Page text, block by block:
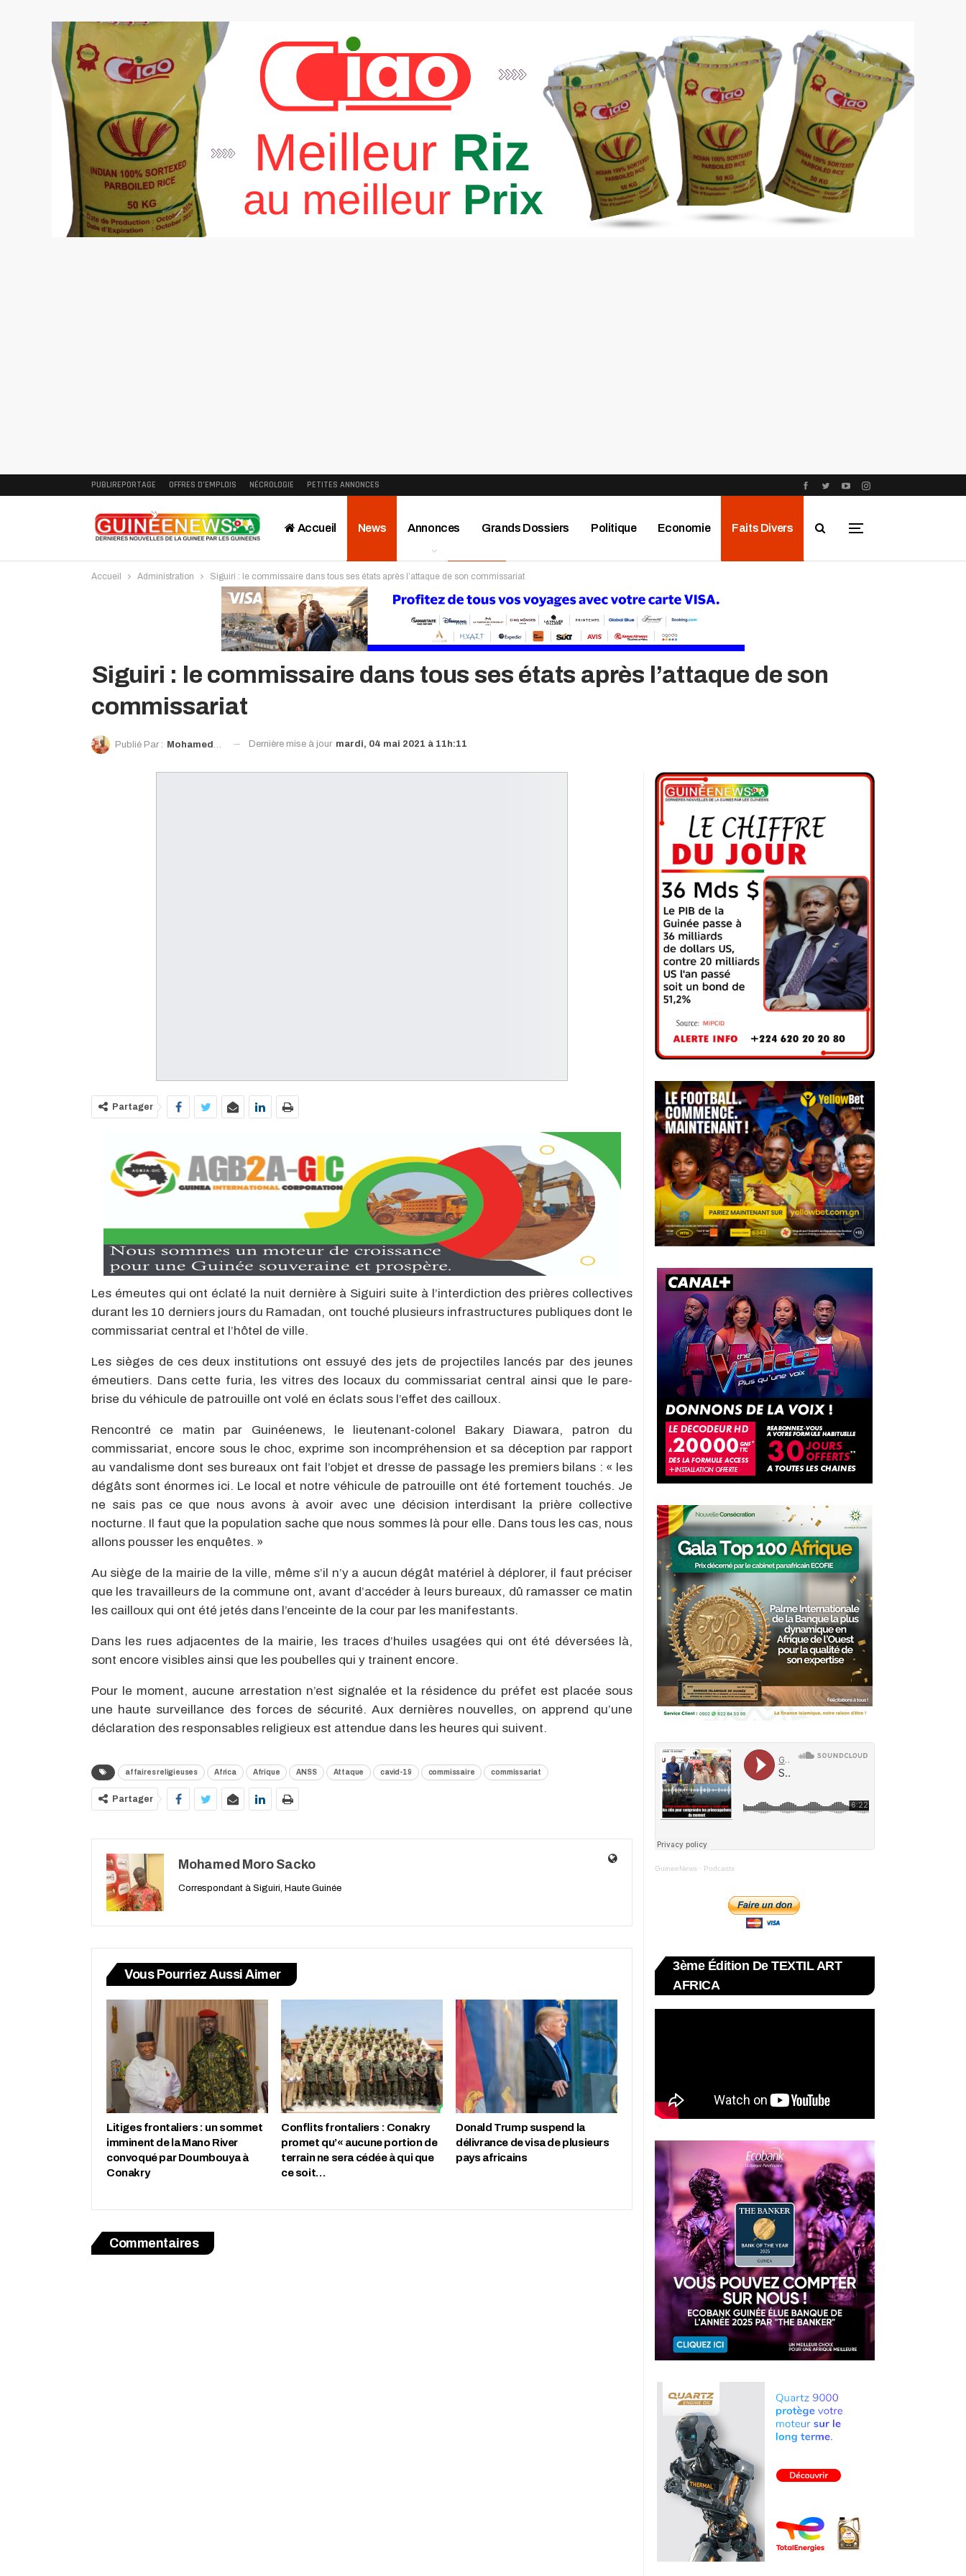
PUBLIREPORTAGE OFFRES D’EMPLOIS NÉCROLOGIE PETITES ANNONCES
Accueil News Annonces Grands Dossiers Politique Economie Faits Divers
Interviews Publireportage Région
Accueil Administration Siguiri : le commissaire dans tous ses états après l’attaque de son commissariat
Siguiri : le commissaire dans tous ses états après l’attaque de son
commissariat
Publié Par : Mohamed Moro Sacko Dernière mise à jour mardi, 04 mai 2021 à 11h:11
Partager
Les émeutes qui ont éclaté la nuit dernière à Siguiri suite à l’interdiction des prières collectives
durant les 10 derniers jours du Ramadan, ont touché plusieurs infrastructures publiques dont le
commissariat central et l’hôtel de ville.
Les sièges de ces deux institutions ont essuyé des jets de projectiles lancés par des jeunes
émeutiers. Dans cette furia, les vitres des locaux du commissariat central ainsi que le pare-
brise du véhicule de patrouille ont volé en éclats sous l’effet des cailloux.
Rencontré ce matin par Guinéenews, le lieutenant-colonel Bakary Diawara, patron du
commissariat, encore sous le choc, exprime son incompréhension et sa déception par rapport
au vandalisme dont ses bureaux ont fait l’objet et dresse de passage les premiers bilans : « les
dégâts sont énormes ici. Le local et notre véhicule de patrouille ont été fortement touchés. Je
ne sais pas ce que nous avons à avoir avec une décision interdisant la prière collective
nocturne. Il faut que la population sache que nous sommes là pour elle. Dans tous les cas, nous
allons pousser les enquêtes. »
Au siège de la mairie de la ville, même s’il n’y a aucun dégât matériel à déplorer, il faut préciser
que les travailleurs de la commune ont, avant d’accéder à leurs bureaux, dû ramasser ce matin
les cailloux qui ont été jetés dans l’enceinte de la cour par les manifestants.
Dans les rues adjacentes de la mairie, les traces d’huiles usagées qui ont été déversées là,
sont encore visibles ainsi que les poubelles qui y trainent encore.
Pour le moment, aucune arrestation n’est signalée et la résidence du préfet est placée sous
une haute surveillance des forces de sécurité. Aux dernières nouvelles, on apprend qu’une
déclaration des responsables religieux est attendue dans les heures qui suivent.
affaires religieuses Africa Afrique ANSS Attaque cavid-19 commissaire commissariat
Partager
Mohamed Moro Sacko
Correspondant à Siguiri, Haute Guinée
Vous Pourriez Aussi Aimer
Litiges frontaliers : un sommet
imminent de la Mano River
convoqué par Doumbouya à
Conakry
Conflits frontaliers : Conakry
promet qu’« aucune portion de
terrain ne sera cédée à qui que
ce soit…
Donald Trump suspend la
délivrance de visa de plusieurs
pays africains
Commentaires
GuineeNews · Podcasts
3ème Édition De TEXTIL ART
AFRICA